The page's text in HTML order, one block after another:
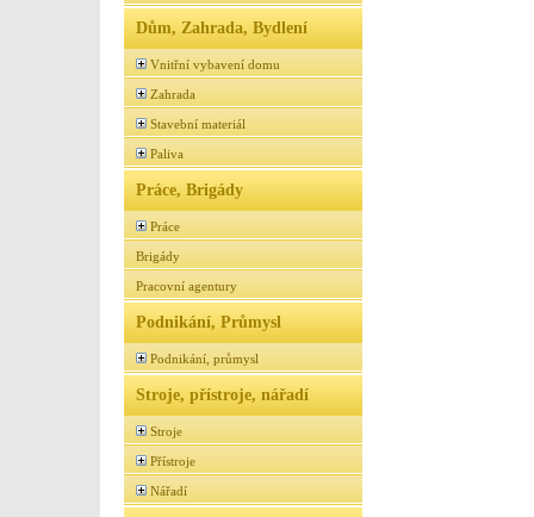
Dům, Zahrada, Bydlení
Vnitřní vybavení domu
Zahrada
Stavební materiál
Paliva
Práce, Brigády
Práce
Brigády
Pracovní agentury
Podnikání, Průmysl
Podnikání, průmysl
Stroje, přístroje, nářadí
Stroje
Přístroje
Nářadí